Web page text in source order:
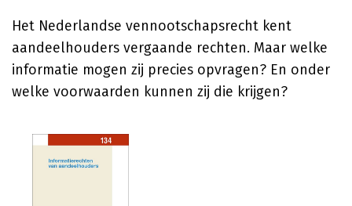
Het Nederlandse vennootschapsrecht kent
aandeelhouders vergaande rechten. Maar welke
informatie mogen zij precies opvragen? En onder
welke voorwaarden kunnen zij die krijgen?